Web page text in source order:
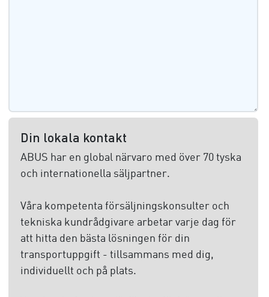
Din lokala kontakt
ABUS har en global närvaro med över 70 tyska
och internationella säljpartner.
Våra kompetenta försäljningskonsulter och
tekniska kundrådgivare arbetar varje dag för
att hitta den bästa lösningen för din
transportuppgift - tillsammans med dig,
individuellt och på plats.